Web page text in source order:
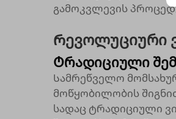
გამოკვლევის
Რევოლუციური
Ტრადიციული
Სამრეწველო
მოწყობილობის
სადაც ტრადიციული